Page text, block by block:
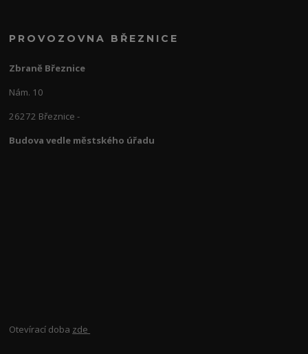
PROVOZOVNA BŘEZNICE
Zbraně Březnice
Nám. 10
26272 Březnice -
Budova vedle městského úřadu
Otevírací doba zde